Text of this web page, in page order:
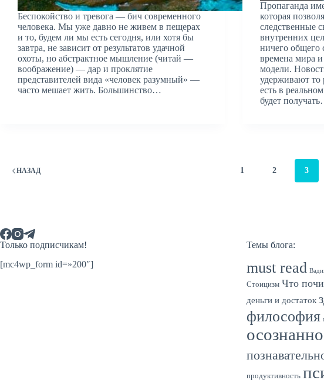
Беспокойство и тревога — бич современного
человека. Мы уже давно не живем в пещерах
и то, будем ли мы есть сегодня, или хотя бы
завтра, не зависит от результатов удачной
охоты, но абстрактное мышление (читай —
воображение) — дар и проклятие
представителей вида «человек разумный» —
часто мешает жить. Большинство…
Пропаганда
которая
следственные
внутренних
ничего общего
времена мира
модели.
удерживают то
есть в
будет
НАЗАД 1 2 3
Только подписчикам!
[mc4wp_form id=»200″]
Темы блога:
must read
Стоицизм Что
деньги и достаток
философия
продуктивность